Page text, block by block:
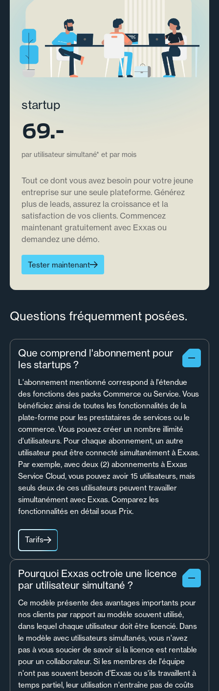
startup
69.-
par utilisateur simultané* et par mois
Tout ce dont vous avez besoin pour votre jeune
entreprise sur une seule plateforme. Générez
plus de leads, assurez la croissance et la
satisfaction de vos clients. Commencez
maintenant gratuitement avec Exxas ou
demandez une démo.
Tester maintenant
Questions fréquemment posées.
Que comprend l'abonnement pour
les startups ?
L'abonnement mentionné correspond à l'étendue
des fonctions des packs Commerce ou Service. Vous
bénéficiez ainsi de toutes les fonctionnalités de la
plate-forme pour les prestataires de services ou le
commerce. Vous pouvez créer un nombre illimité
d'utilisateurs. Pour chaque abonnement, un autre
utilisateur peut être connecté simultanément à Exxas.
Par exemple, avec deux (2) abonnements à Exxas
Service Cloud, vous pouvez avoir 15 utilisateurs, mais
seuls deux de ces utilisateurs peuvent travailler
simultanément avec Exxas. Comparez les
fonctionnalités en détail sous Prix.
Tarifs
Pourquoi Exxas octroie une licence
par utilisateur simultané ?
Ce modèle présente des avantages importants pour
nos clients par rapport au modèle souvent utilisé,
dans lequel chaque utilisateur doit être licencié. Dans
le modèle avec utilisateurs simultanés, vous n'avez
pas à vous soucier de savoir si la licence est rentable
pour un collaborateur. Si les membres de l'équipe
n'ont pas souvent besoin d'Exxas ou s'ils travaillent à
temps partiel, leur utilisation n'entraîne pas de coûts